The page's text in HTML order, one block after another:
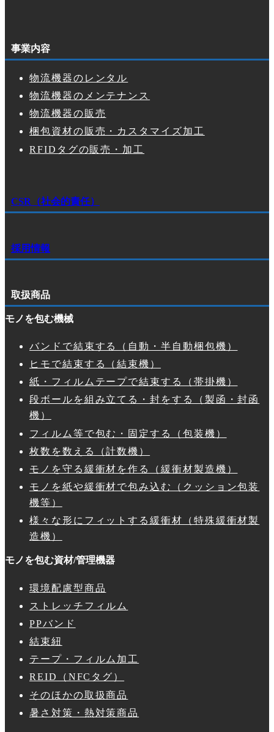
事業内容
物流機器のレンタル
物流機器のメンテナンス
物流機器の販売
梱包資材の販売・カスタマイズ加工
RFIDタグの販売・加工
CSR（社会的責任）
採用情報
取扱商品
モノを包む機械
バンドで結束する（自動・半自動梱包機）
ヒモで結束する（結束機）
紙・フィルムテープで結束する（帯掛機）
段ボールを組み立てる・封をする（製函・封函
機）
フィルム等で包む・固定する（包装機）
枚数を数える（計数機）
モノを守る緩衝材を作る（緩衝材製造機）
モノを紙や緩衝材で包み込む（クッション包装
機等）
様々な形にフィットする緩衝材（特殊緩衝材製
造機）
モノを包む資材/管理機器
環境配慮型商品
ストレッチフィルム
PPバンド
結束紐
テープ・フィルム加工
REID（NFCタグ）
そのほかの取扱商品
暑さ対策・熱対策商品